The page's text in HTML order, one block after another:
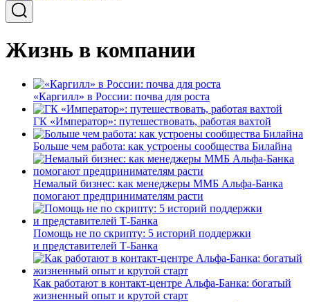
Жизнь в компании
«Каргилл» в России: почва для роста
ГК «Император»: путешествовать, работая вахтой
Больше чем работа: как устроены сообщества Билайна
Немалый бизнес: как менеджеры ММБ Альфа-Банка
помогают предпринимателям расти
Помощь не по скрипту: 5 историй поддержки
и представителей Т-Банка
Как работают в контакт-центре Альфа-Банка: богатый
жизненный опыт и крутой старт